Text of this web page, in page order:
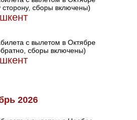
сторону, сборы включены)
с вылетом в Октябре
сборы включены)
2026